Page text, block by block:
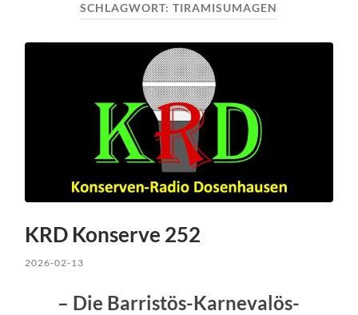
SCHLAGWORT:TIRAMISUMAGEN
KRD Konserve 252
2026-02-13
– Die Barristös-Karnevalös-